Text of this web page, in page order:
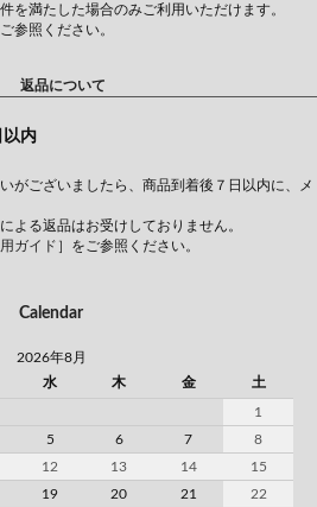
を満たした場合のみご利用いただけます。
参照ください。
返品について
以内
がございましたら、商品到着後７日以内に、メ
よる返品はお受けしておりません。
ガイド］ をご参照ください。
Calendar
2026年8月
水 木 金 土
1
5 6 7
8
12 13 14
15
19 20 21
22